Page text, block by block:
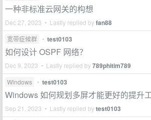
一种非标准云网关的构想
Dec 27, 2023 • Lastly replied byfan88
宽带症候群 • test0103
如何设计 OSPF 网络？
Dec 9, 2023 • Lastly replied by789phitim789
Windows • test0103
Windows 如何规划多屏才能更好的提升
Sep 21, 2023 • Lastly replied bytest0103